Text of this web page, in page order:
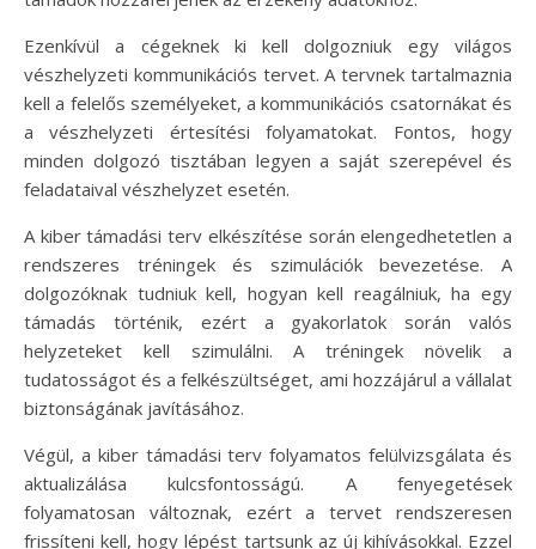
Ezenkívül a cégeknek ki kell dolgozniuk egy világos
vészhelyzeti kommunikációs tervet. A tervnek tartalmaznia
kell a felelős személyeket, a kommunikációs csatornákat és
a vészhelyzeti értesítési folyamatokat. Fontos, hogy
minden dolgozó tisztában legyen a saját szerepével és
feladataival vészhelyzet esetén.
A kiber támadási terv elkészítése során elengedhetetlen a
rendszeres tréningek és szimulációk bevezetése. A
dolgozóknak tudniuk kell, hogyan kell reagálniuk, ha egy
támadás történik, ezért a gyakorlatok során valós
helyzeteket kell szimulálni. A tréningek növelik a
tudatosságot és a felkészültséget, ami hozzájárul a vállalat
biztonságának javításához.
Végül, a kiber támadási terv folyamatos felülvizsgálata és
aktualizálása kulcsfontosságú. A fenyegetések
folyamatosan változnak, ezért a tervet rendszeresen
frissíteni kell, hogy lépést tartsunk az új kihívásokkal. Ezzel